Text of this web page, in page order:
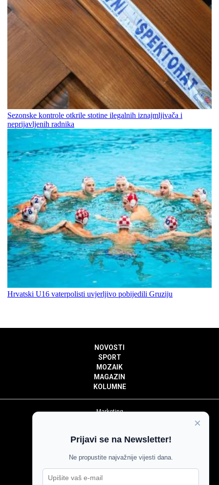
Sezonske kontrole otkrile stotine ilegalnih iznajmljivača i
neprijavljenih radnika
Hrvatski U16 vaterpolisti uvjerljivo pobijedili Gruziju
NOVOSTI
SPORT
MOZAIK
MAGAZIN
KOLUMNE
Marketing
Impressum
Pravila komentiranja
Agroglas
×
Prijavi se na Newsletter!
Ne propustite najvažnije vijesti dana.